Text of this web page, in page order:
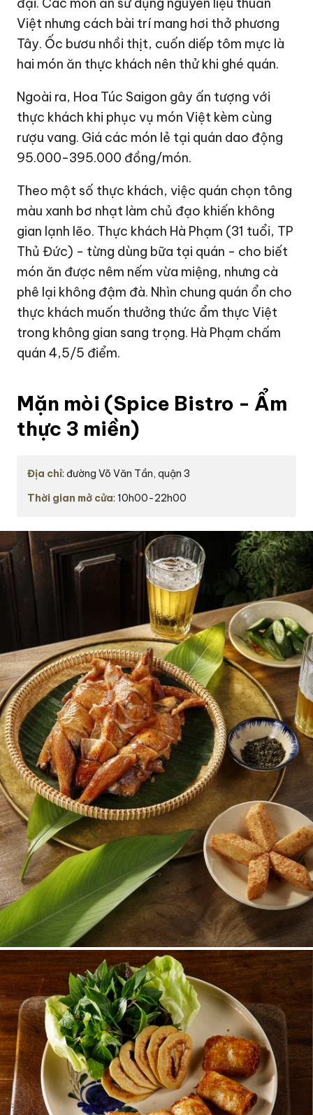
Việt nhưng cách bài trí mang hơi thở phương
Tây. Ốc bươu nhồi thịt, cuốn diếp tôm mực là
hai món ăn thực khách nên thử khi ghé quán.
Ngoài ra, Hoa Túc Saigon gây ấn tượng với
thực khách khi phục vụ món Việt kèm cùng
rượu vang. Giá các món lẻ tại quán dao động
95.000-395.000 đồng/món.
Theo một số thực khách, việc quán chọn tông
màu xanh bơ nhạt làm chủ đạo khiến không
gian lạnh lẽo. Thực khách Hà Phạm (31 tuổi, TP
Thủ Đức) - từng dùng bữa tại quán - cho biết
món ăn được nêm nếm vừa miệng, nhưng cà
phê lại không đậm đà. Nhìn chung quán ổn cho
thực khách muốn thưởng thức ẩm thực Việt
trong không gian sang trọng. Hà Phạm chấm
quán 4,5/5 điểm.
Mặn mòi (Spice Bistro - Ẩm
thực 3 miền)
Địa chỉ: đường Võ Văn Tần, quận 3
Thời gian mở cửa: 10h00-22h00